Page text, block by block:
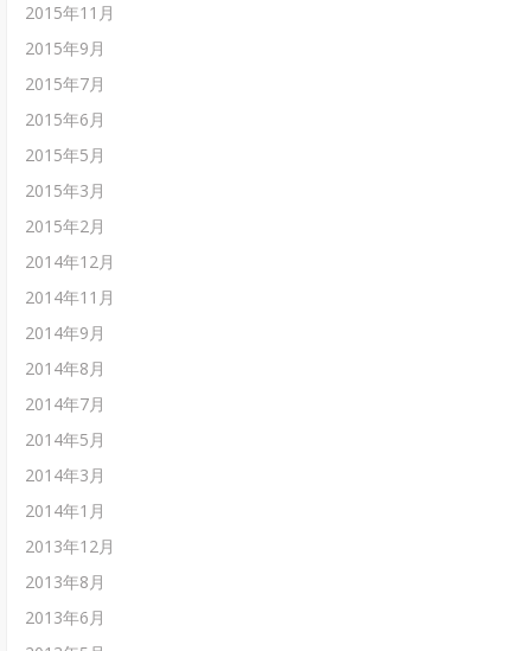
2015年11月
2015年9月
2015年7月
2015年6月
2015年5月
2015年3月
2015年2月
2014年12月
2014年11月
2014年9月
2014年8月
2014年7月
2014年5月
2014年3月
2014年1月
2013年12月
2013年8月
2013年6月